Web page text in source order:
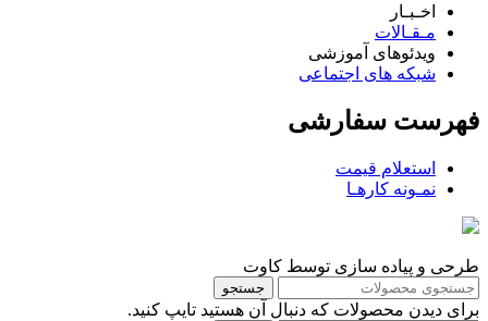
اخـبـار
مـقـالات
ویدئوهای آموزشی
شبکه های اجتماعی
فهرست سفارشی
استعلام قیمت
نمـونه کارهـا
طرحی و پیاده سازی توسط کاوت
جستجو
برای دیدن محصولات که دنبال آن هستید تایپ کنید.